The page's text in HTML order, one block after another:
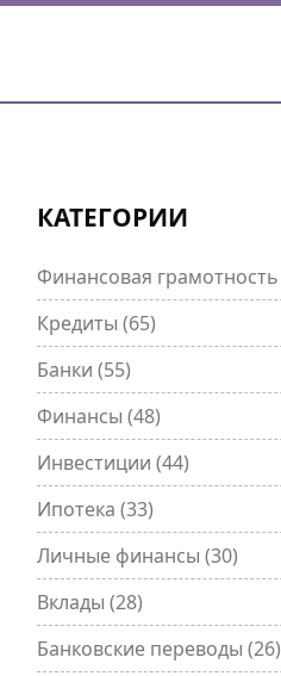
КАТЕГОРИИ
Финансовая грамотность
Кредиты (65)
Банки (55)
Финансы (48)
Инвестиции (44)
Ипотека (33)
Личные финансы (30)
Вклады (28)
Банковские переводы (26)